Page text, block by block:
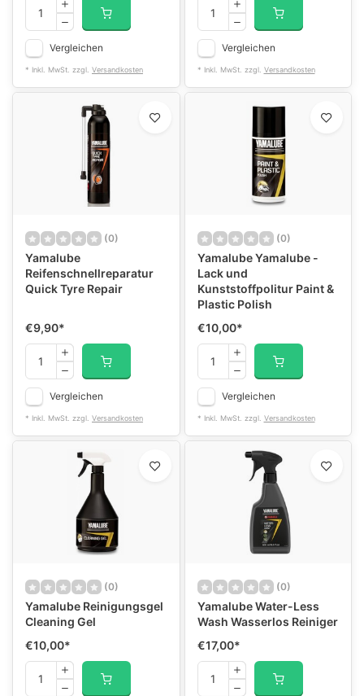
Vergleichen
* Inkl. MwSt. zzgl. Versandkosten
Vergleichen
* Inkl. MwSt. zzgl. Versandkosten
(0)
Yamalube
Reifenschnellreparatur
Quick Tyre Repair
€9,90*
Vergleichen
* Inkl. MwSt. zzgl. Versandkosten
(0)
Yamalube Yamalube -
Lack und
Kunststoffpolitur Paint &
Plastic Polish
€10,00*
Vergleichen
* Inkl. MwSt. zzgl. Versandkosten
(0)
Yamalube Reinigungsgel
Cleaning Gel
€10,00*
(0)
Yamalube Water-Less
Wash Wasserlos Reiniger
€17,00*